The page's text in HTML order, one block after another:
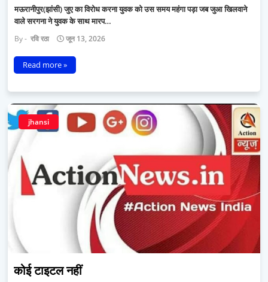
मऊरानीपुर(झांसी) जुए का विरोध करना युवक को उस समय महंगा पड़ा जब जुआ खिलवाने
वाले सरगना ने युवक के साथ मारप…
रवि रठा जून 13, 2026
Read more »
jhansi
कोई टाइटल नहीं